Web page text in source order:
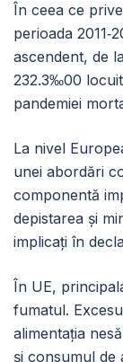
În ceea ce
perioada
ascendent, de
232.3‰00
pandemiei
La nivel
unei abordări
componentă
depistarea și
implicați în
În UE,
fumatul.
alimentația
și consumul de